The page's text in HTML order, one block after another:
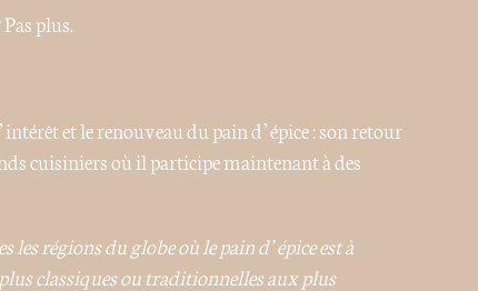
plus.
et le renouveau du pain d’épice : son retour
cuisiniers où il participe maintenant à des
régions du globe où le pain d’épice est à
classiques ou traditionnelles aux plus